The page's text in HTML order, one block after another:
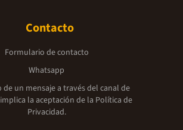
Contacto
Formulario de contacto
Whatsapp
de un mensaje a través del canal de
la aceptación de la Política de
Privacidad.